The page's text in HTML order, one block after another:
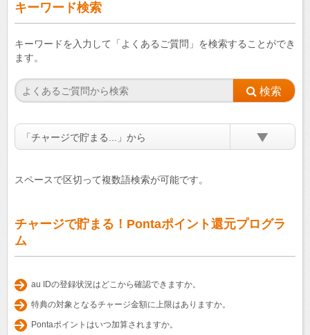
キーワード検索
キーワードを入力して「よくあるご質問」を検索することができ
ます。
「チャージで貯まる...」から
スペースで区切って複数語検索が可能です。
チャージで貯まる！Pontaポイント還元プログラ
ム
au IDの登録状況はどこから確認できますか。
特典の対象となるチャージ金額に上限はありますか。
Pontaポイントはいつ加算されますか。